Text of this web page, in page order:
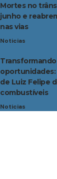
Mortes no
junho e
nas vias
Noticias
oportunidades:
de Luiz Felipe
combustíveis
Noticias